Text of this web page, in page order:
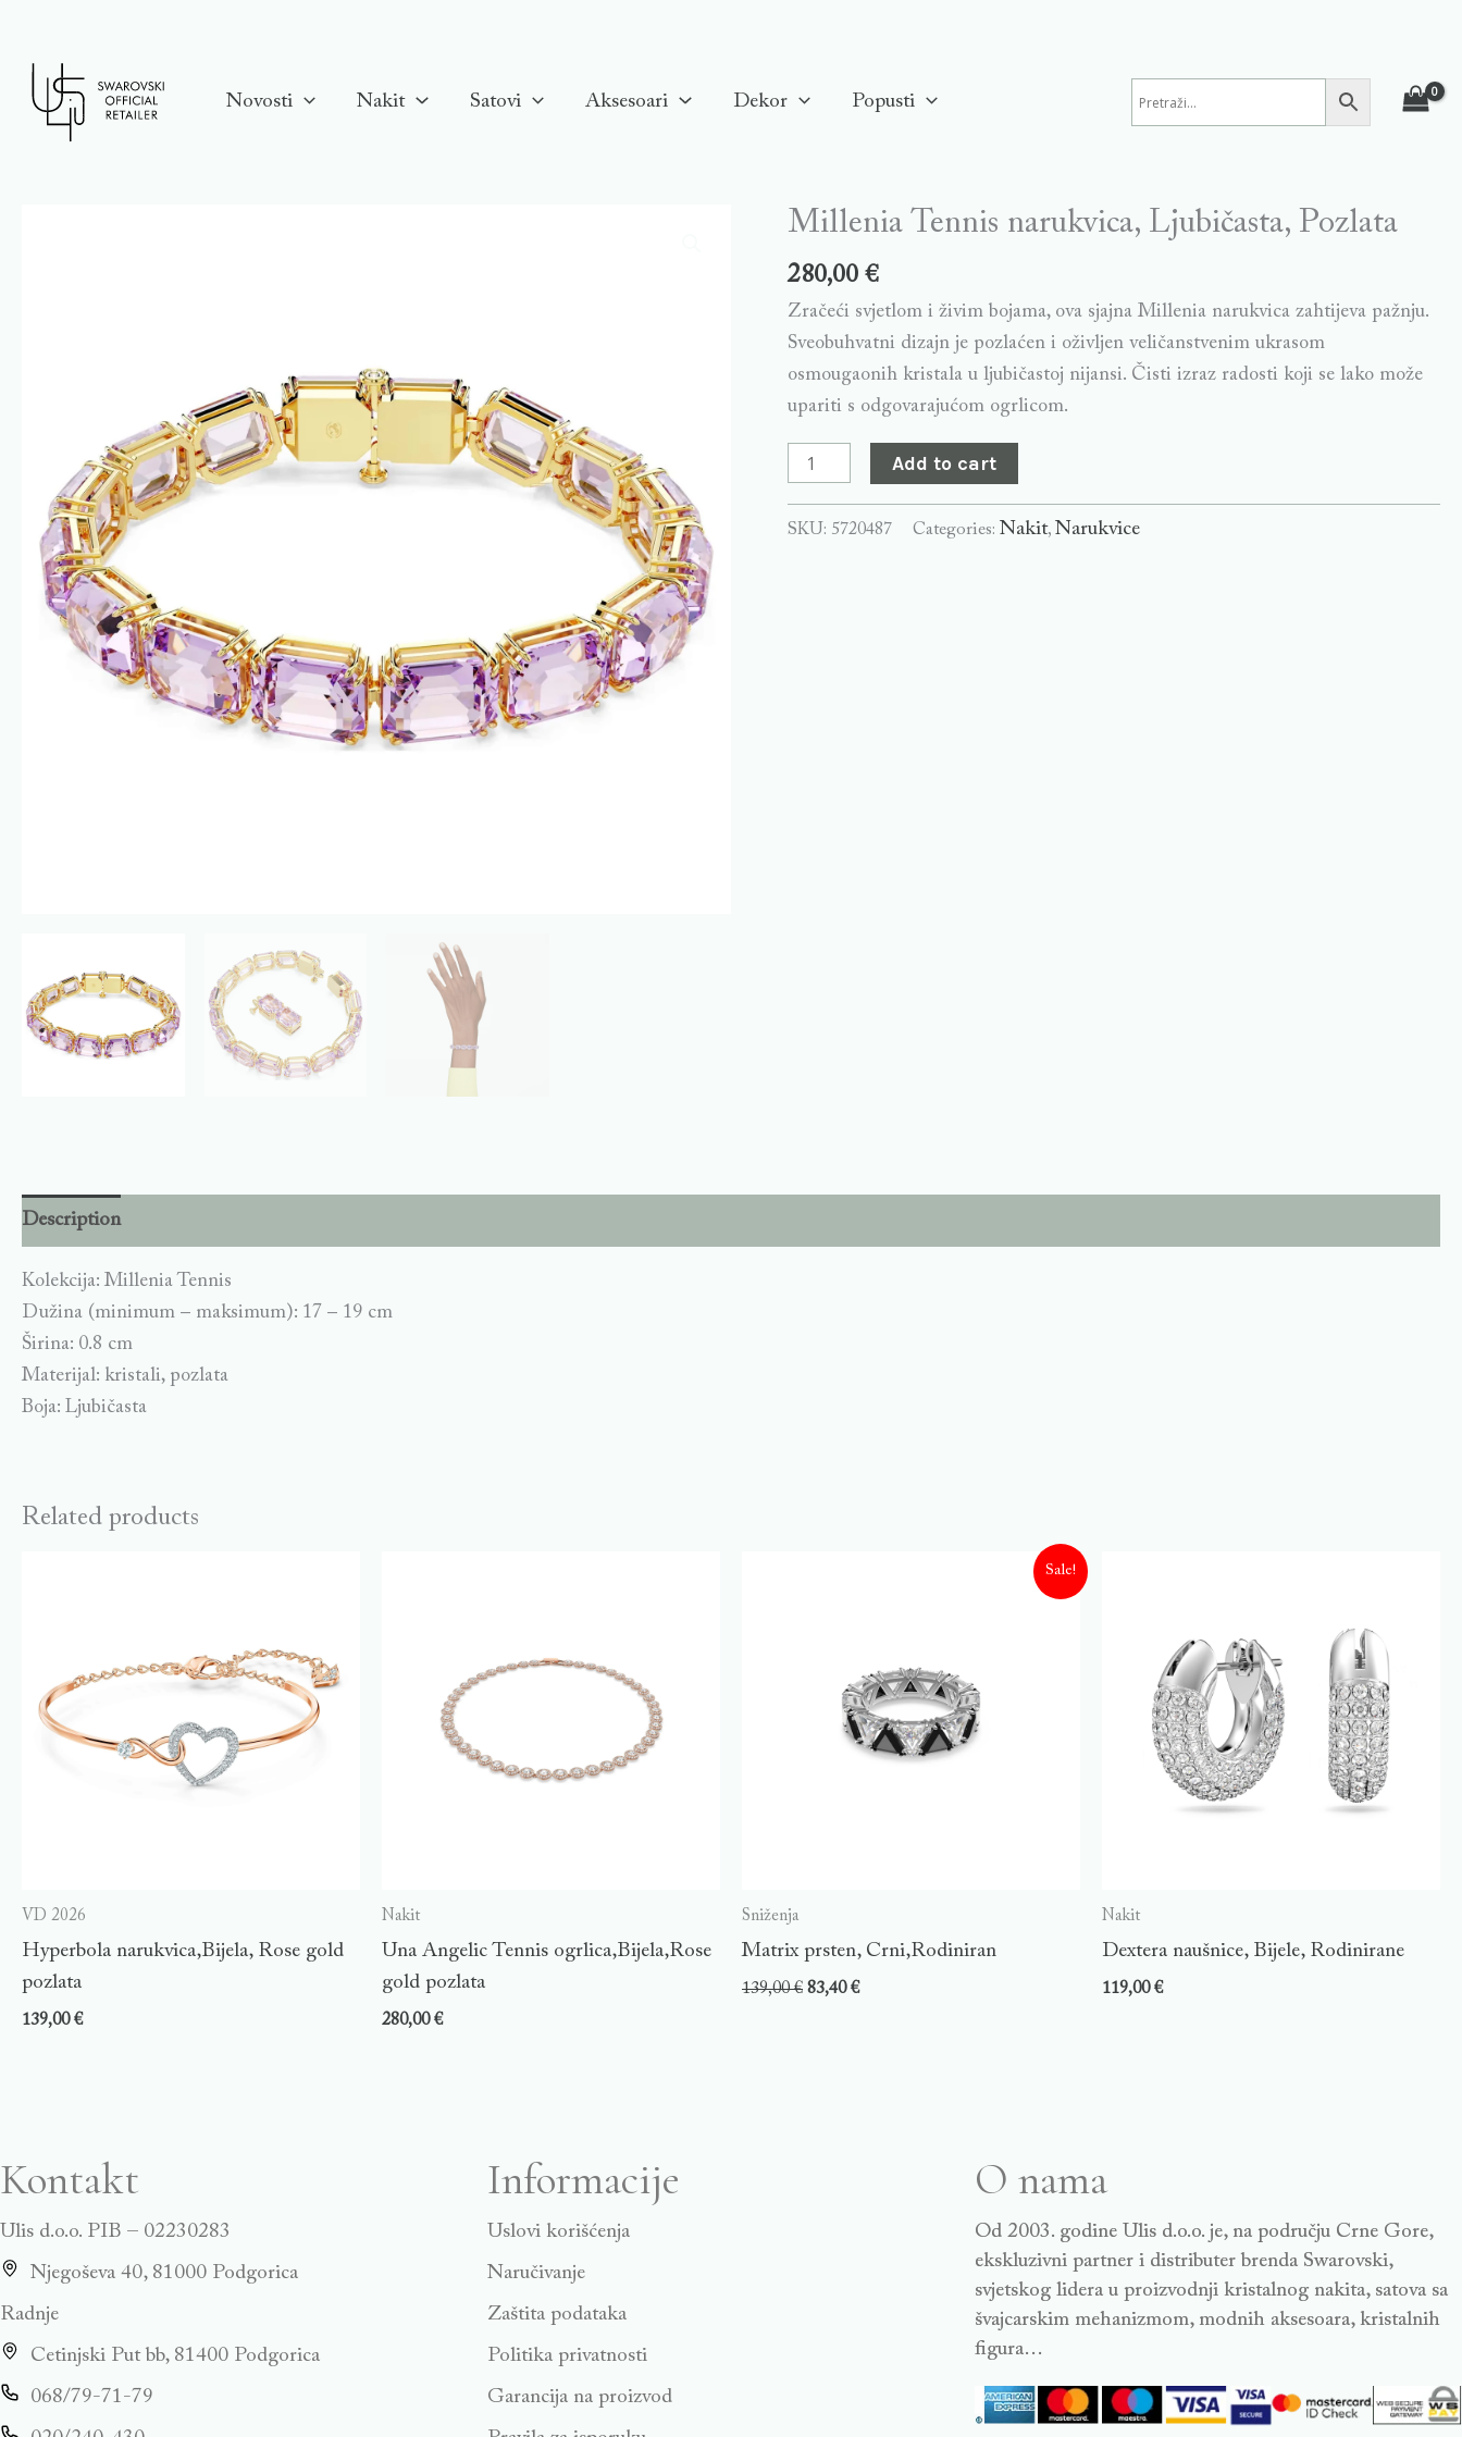
content
Novosti
Nakit Satovi Aksesoari Dekor Popusti
Millenia Tennis narukvica, Ljubičasta, Pozlata
280,00€
Zračeći svjetlom i živim bojama, ova sjajna Millenia narukvica zahtijeva pažnju.
Sveobuhvatni dizajn je pozlaćen i oživljen veličanstvenim ukrasom
osmougaonih kristala u ljubičastoj nijansi. Čisti izraz radosti koji se lako može
upariti s odgovarajućom ogrlicom.
Millenia
narukvica,
Ljubičasta,
Pozlata
quantity
Add to cart
SKU: 5720487 Categories:Nakit,Narukvice
Description
Kolekcija: Millenia Tennis
Dužina (minimum – maksimum): 17 – 19 cm
Širina: 0.8 cm
Materijal: kristali, pozlata
Boja: Ljubičasta
Related products
VD 2026
Hyperbola narukvica,Bijela, Rose gold
pozlata
139,00€
Nakit
Una Angelic Tennis ogrlica,Bijela,Rose
gold pozlata
280,00€
Sale!
Sniženja
Matrix prsten, Crni,Rodiniran
139,00€ 83,40€
Nakit
Dextera naušnice, Bijele, Rodinirane
119,00€
Kontakt
Ulis d.o.o. PIB – 02230283
Njegoševa 40, 81000 Podgorica
Radnje
Cetinjski Put bb, 81400 Podgorica
068/79-71-79
Informacije
Uslovi korišćenja
Naručivanje
Zaštita podataka
Politika privatnosti
Garancija na proizvod
O nama
Od 2003. godine Ulis d.o.o. je, na području Crne Gore,
ekskluzivni partner i distributer brenda Swarovski,
svjetskog lidera u proizvodnji kristalnog nakita, satova sa
švajcarskim mehanizmom, modnih aksesoara, kristalnih
figura…